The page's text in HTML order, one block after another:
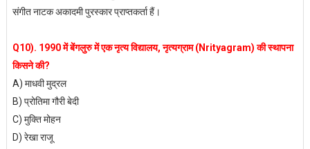
संगीत नाटक अकादमी पुरस्कार प्राप्तकर्ता हैं।
Q10). 1990 में बेंगलुरु में एक नृत्य विद्यालय, नृत्यग्राम (Nrityagram) की स्थापना
किसने की?
A) माधवी मुद्रल
B) प्रोतिमा गौरी बेदी
C) मुक्ति मोहन
D) रेखा राजू